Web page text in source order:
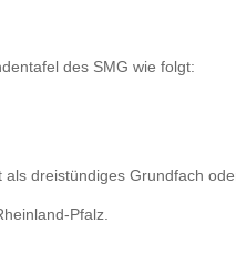
des SMG wie folgt:
dreistündiges Grundfach
Pfalz.